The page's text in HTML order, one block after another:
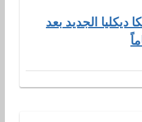
ديكليا الجديد بعد